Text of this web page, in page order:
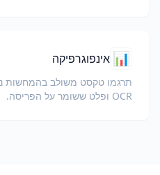
📊 אינפוגרפיקה
תרגמו טקסט משולב בהמחשות
OCR ופלט ששומר על הפריסה.